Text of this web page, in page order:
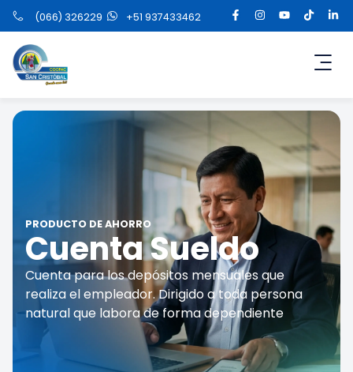
(066) 326229 +51 937433462
PRODUCTO DE AHORRO
Cuenta Sueldo
Cuenta para los depósitos mensuales que
realiza el empleador. Dirigido a toda persona
natural que labora de forma dependiente